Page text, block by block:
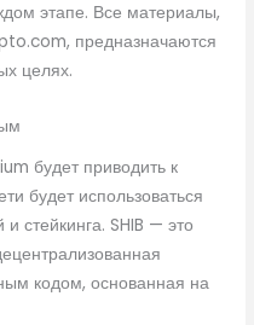
этапе. Все материалы,
предназначаются
целях.
будет приводить к
будет использоваться
стейкинга. SHIB — это
кодом, основанная на